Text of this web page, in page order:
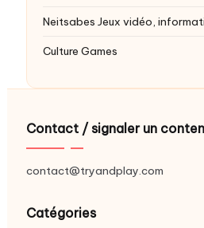
Neitsabes Jeux vidéo,
Culture Games
Contact / signaler un
contact@tryandplay.com
Catégories